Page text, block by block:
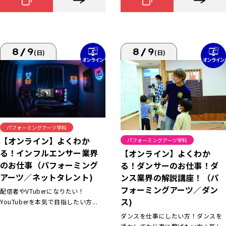
8/9(日)
パフォーミングアーツ学科
【オンライン】よくわか
る！インフルエンサー業界
のお仕事（パフォーミング
アーツ／ネットタレント)
配信者やVTuberになりたい！
YouTuberを本気で目指したい方...
8/9(日)
パフォーミングアーツ学科
【オンライン】よくわか
る！ダンサーのお仕事！ダ
ンス業界の解説講座！（パ
フォーミングアーツ／ダン
ス)
ダンスを仕事にしたい方！ダンスを